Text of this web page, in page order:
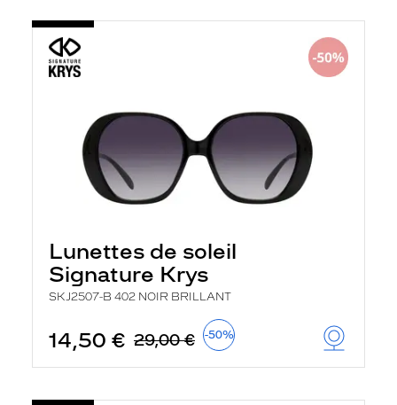
Lunettes de soleil
Signature Krys
SKJ2507-B 402 NOIR BRILLANT
14,50 € 29,00 € -50%